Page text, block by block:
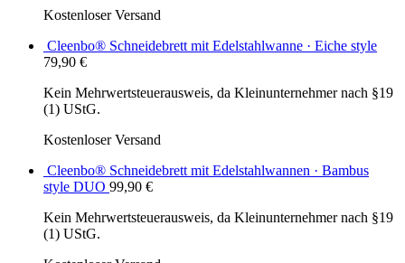
Kostenloser Versand
Cleenbo® Schneidebrett mit Edelstahlwanne · Eiche style
79,90 €
Kein Mehrwertsteuerausweis, da Kleinunternehmer nach §19
(1) UStG.
Kostenloser Versand
Cleenbo® Schneidebrett mit Edelstahlwannen · Bambus
style DUO 99,90 €
Kein Mehrwertsteuerausweis, da Kleinunternehmer nach §19
(1) UStG.